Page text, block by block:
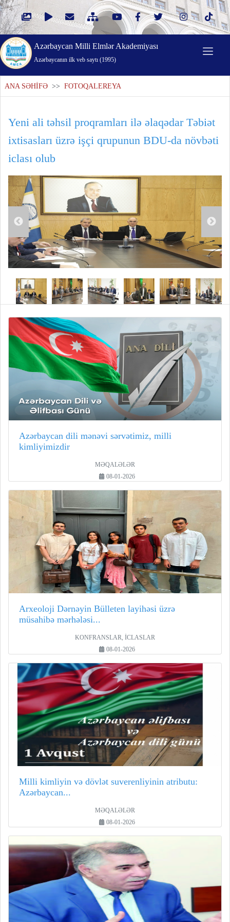
Azərbaycan Milli Elmlər Akademiyası
Azərbaycanın ilk veb saytı (1995)
ANA SƏHİFƏ >> FOTOQALEREYA
Yeni ali təhsil proqramları ilə əlaqədar Təbiət
ixtisasları üzrə işçi qrupunun BDU-da növbəti
iclası olub
Azərbaycan dili mənəvi sərvətimiz, milli
kimliyimizdir
MƏQALƏLƏR
08-01-2026
Arxeoloji Dərnəyin Bülleten layihəsi üzrə
müsahibə mərhələsi...
KONFRANSLAR, İCLASLAR
08-01-2026
Milli kimliyin və dövlət suverenliyinin atributu:
Azərbaycan...
MƏQALƏLƏR
08-01-2026